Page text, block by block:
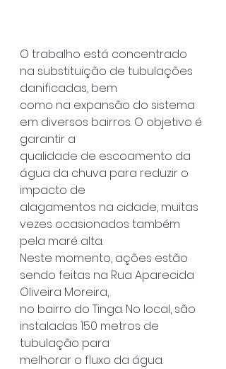
O trabalho está concentrado
na substituição de tubulações
danificadas, bem
como na expansão do sistema
em diversos bairros. O objetivo é
garantir a
qualidade de escoamento da
água da chuva para reduzir o
impacto de
alagamentos na cidade, muitas
vezes ocasionados também
pela maré alta.
Neste momento, ações estão
sendo feitas na Rua Aparecida
Oliveira Moreira,
no bairro do Tinga. No local, são
instaladas 150 metros de
tubulação para
melhorar o fluxo da água.